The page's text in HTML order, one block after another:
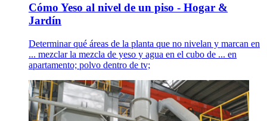
Cómo Yeso al nivel de un piso - Hogar &
Jardín
Determinar qué áreas de la planta que no nivelan y marcan en
... mezclar la mezcla de yeso y agua en el cubo de ... en
apartamento; polvo dentro de tv;